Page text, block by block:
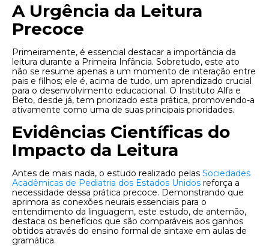
A Urgência da Leitura
Precoce
Primeiramente, é essencial destacar a importância da
leitura durante a Primeira Infância. Sobretudo, este ato
não se resume apenas a um momento de interação entre
pais e filhos; ele é, acima de tudo, um aprendizado crucial
para o desenvolvimento educacional. O Instituto Alfa e
Beto, desde já, tem priorizado esta prática, promovendo-a
ativamente como uma de suas principais prioridades.
Evidências Científicas do
Impacto da Leitura
Antes de mais nada, o estudo realizado pelas Sociedades
Acadêmicas de Pediatria dos Estados Unidos reforça a
necessidade dessa prática precoce. Demonstrando que
aprimora as conexões neurais essenciais para o
entendimento da linguagem, este estudo, de antemão,
destaca os benefícios que são comparáveis ​​aos ganhos
obtidos através do ensino formal de sintaxe em aulas de
gramática.